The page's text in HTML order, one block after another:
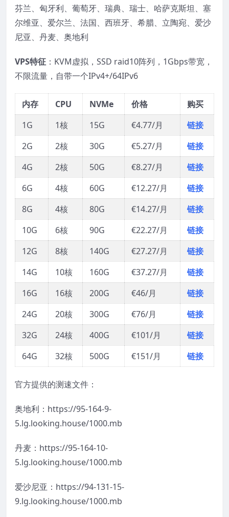
芬兰、匈牙利、葡萄牙、瑞典、瑞士、哈萨克斯坦、塞
尔维亚、爱尔兰、法国、西班牙、希腊、立陶宛、爱沙
尼亚、丹麦、奥地利
VPS特征 ：KVM虚拟，SSD raid10阵列，1Gbps带宽，
不限流量，自带一个IPv4+/64IPv6
内存 CPU NVMe 价格
购买
1G
1核 15G €4.77/月
链接
2G
2核 30G €5.27/月
链接
4G
2核 50G €8.27/月
链接
6G
4核 60G €12.27/月
链接
8G
4核 80G €14.27/月
链接
10G
6核 90G €22.27/月
链接
12G
8核 140G €27.27/月
链接
14G
10核 160G €37.27/月
链接
16G
16核 200G €46/月
链接
24G
20核 300G €76/月
链接
32G
24核 400G €101/月
链接
64G
32核 500G €151/月 链接
官方提供的测速文件：
奥地利：https://95-164-9-
5.lg.looking.house/1000.mb
丹麦：https://95-164-10-
5.lg.looking.house/1000.mb
爱沙尼亚：https://94-131-15-
9.lg.looking.house/1000.mb